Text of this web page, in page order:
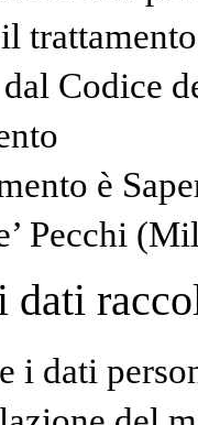
Codice
è
Pecchi
dati
i dati